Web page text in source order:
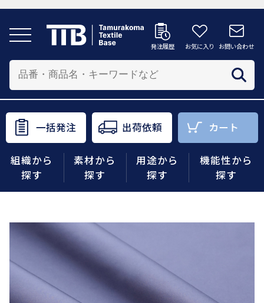
発注履歴 お気に入り お問い合わせ
一括発注 出荷依頼 カート
組織から
探す
素材から
探す
用途から
探す
機能性から
探す
発注履歴 お気に入り お問い合わせ
商品をさがす
組織から探す
素材から探す
用途から探す
カートへ
配送先を追加する
商品を投入する配送先を選択してください。